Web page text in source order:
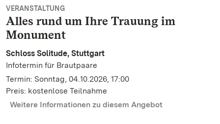
VERANSTALTUNG
Alles rund um Ihre Trauung im
Monument
Schloss Solitude, Stuttgart
Infotermin für Brautpaare
Termin: Sonntag, 04.10.2026, 17:00
Preis: kostenlose Teilnahme
Weitere Informationen zu diesem Angebot